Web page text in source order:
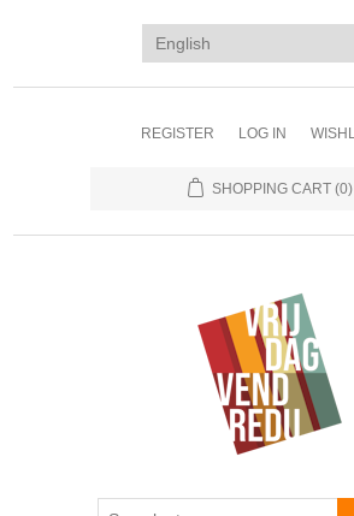
REGISTER LOG IN
SHOPPING CART (0)